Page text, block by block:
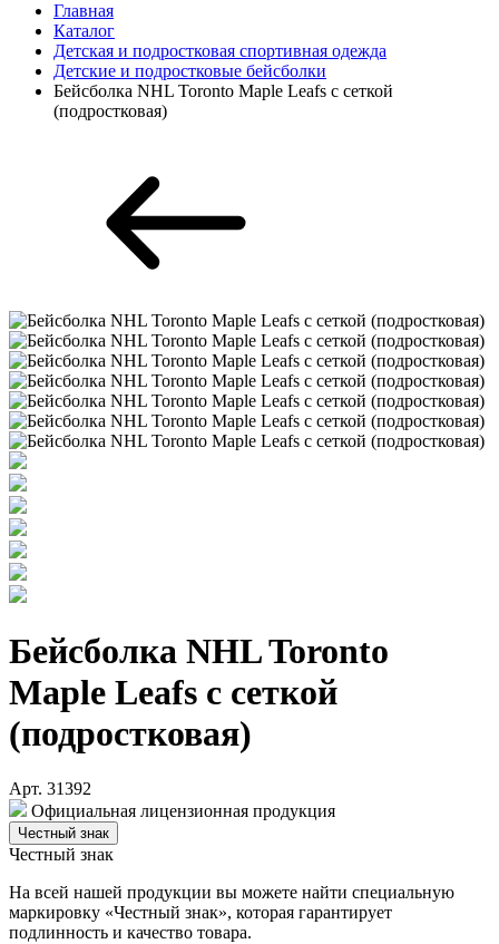
Главная
Каталог
Детская и подростковая спортивная одежда
Детские и подростковые бейсболки
Бейсболка NHL Toronto Maple Leafs с сеткой
(подростковая)
Бейсболка NHL Toronto
Maple Leafs с сеткой
(подростковая)
Арт. 31392
Официальная лицензионная продукция
Честный знак
Честный знак
На всей нашей продукции вы можете найти специальную
маркировку «Честный знак», которая гарантирует
подлинность и качество товара.